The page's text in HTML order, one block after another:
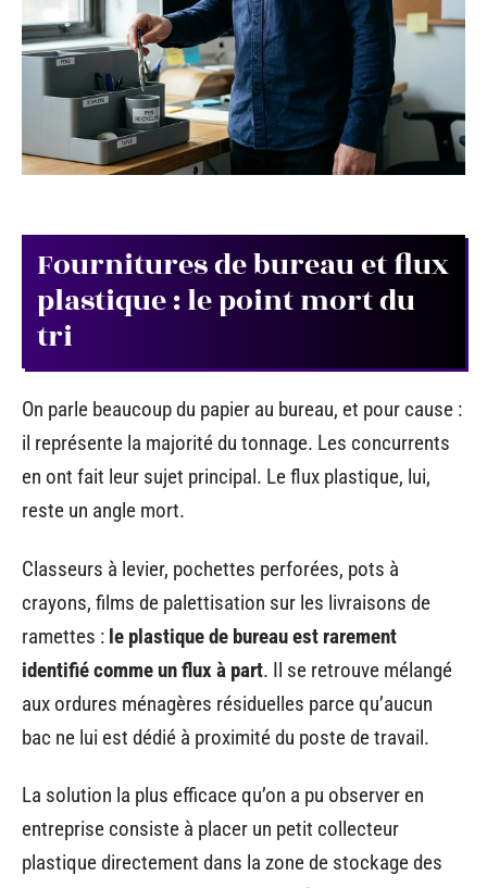
Fournitures de bureau et flux
plastique : le point mort du
tri
On parle beaucoup du papier au bureau, et pour cause :
il représente la majorité du tonnage. Les concurrents
en ont fait leur sujet principal. Le flux plastique, lui,
reste un angle mort.
Classeurs à levier, pochettes perforées, pots à
crayons, films de palettisation sur les livraisons de
ramettes : le plastique de bureau est rarement
identifié comme un flux à part. Il se retrouve mélangé
aux ordures ménagères résiduelles parce qu’aucun
bac ne lui est dédié à proximité du poste de travail.
La solution la plus efficace qu’on a pu observer en
entreprise consiste à placer un petit collecteur
plastique directement dans la zone de stockage des